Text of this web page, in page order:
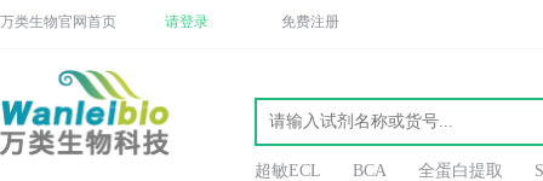
万类生物官网首页 请登录 免费注册
超敏ECL BCA 全蛋白提取